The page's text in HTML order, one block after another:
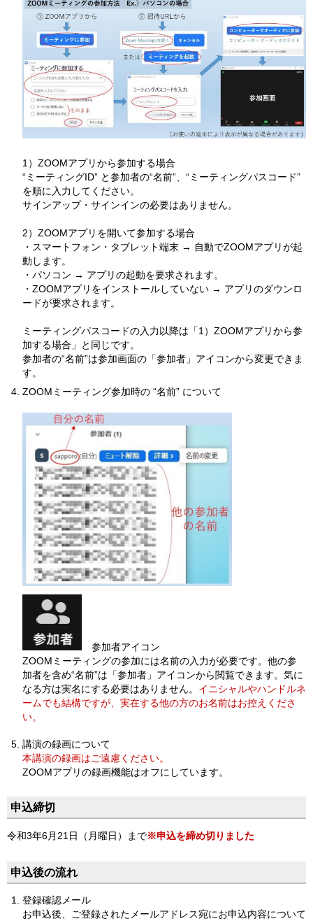
1）ZOOMアプリから参加する場合
“ミーティングID” と参加者の“名前”、“ミーティングパスコード”
を順に入力してください。
サインアップ・サインインの必要はありません。
2）ZOOMアプリを開いて参加する場合
・スマートフォン・タブレット端末 → 自動でZOOMアプリが起
動します。
・パソコン → アプリの起動を要求されます。
・ZOOMアプリをインストールしていない → アプリのダウンロ
ードが要求されます。
ミーティングパスコードの入力以降は「1）ZOOMアプリから参
加する場合」と同じです。
参加者の“名前”は参加画面の「参加者」アイコンから変更できま
す。
ZOOMミーティング参加時の “名前” について
参加者アイコン
ZOOMミーティングの参加には名前の入力が必要です。他の参
加者を含め“名前”は「参加者」アイコンから閲覧できます。気に
なる方は実名にする必要はありません。 イニシャルやハンドルネ
ームでも結構ですが、実在する他の方のお名前はお控えくださ
い。
講演の録画について
本講演の録画はご遠慮ください。
ZOOMアプリの録画機能はオフにしています。
申込締切
令和3年6月21日（月曜日）まで※申込を締め切りました
申込後の流れ
登録確認メール
お申込後、ご登録されたメールアドレス宛にお申込内容について